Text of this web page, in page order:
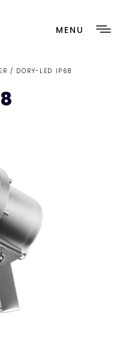
MENU
/ DORY-LED IP68